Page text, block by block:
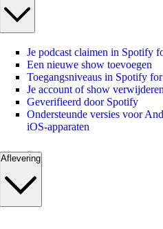
Je podcast claimen in Spotify
Een nieuwe show toevoegen
Toegangsniveaus in Spotify
Je account of show verwijderen
Geverifieerd door Spotify
Ondersteunde versies voor
iOS-apparaten
Aflevering